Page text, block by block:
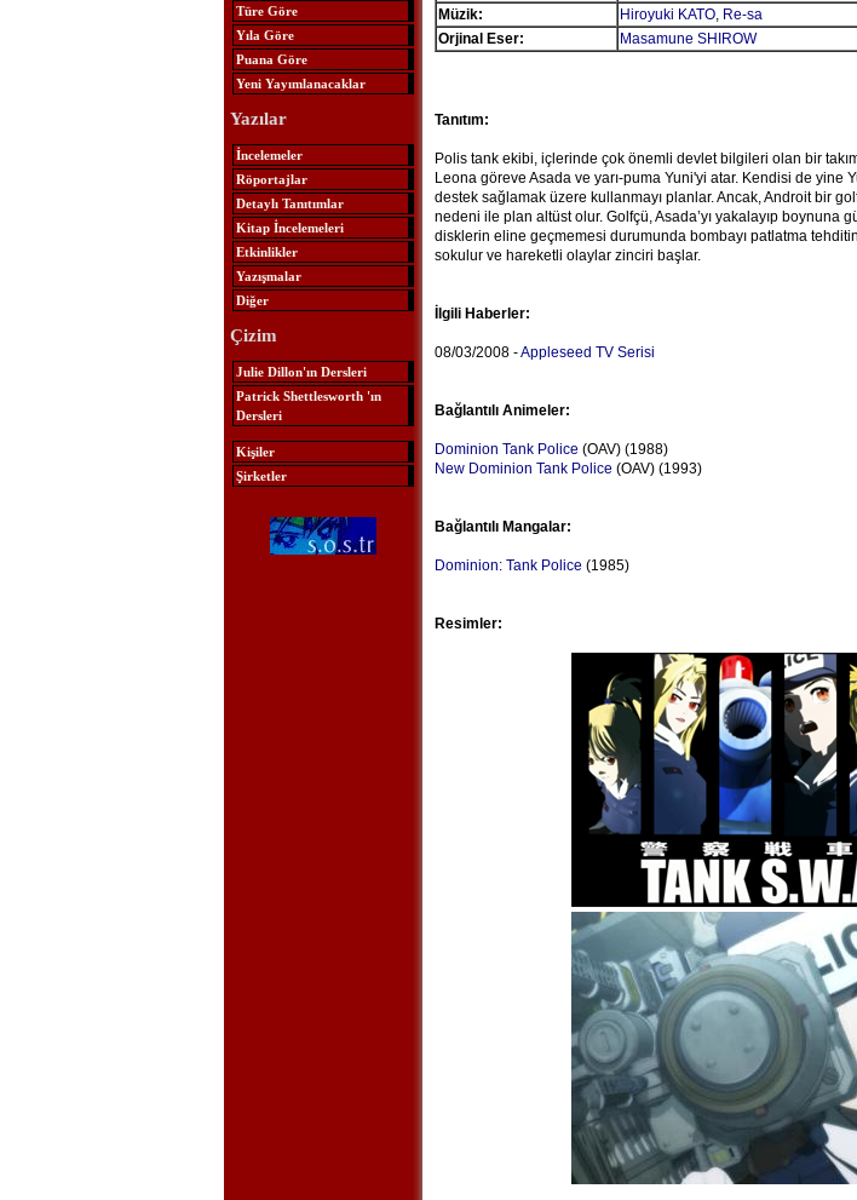
Türe Göre
Yıla Göre
Puana Göre
Yeni Yayımlanacaklar
Yazılar
İncelemeler
Röportajlar
Detaylı Tanıtımlar
Kitap İncelemeleri
Etkinlikler
Yazışmalar
Diğer
Çizim
Julie Dillon'ın Dersleri
Patrick Shettlesworth 'ın
Dersleri
Kişiler
Şirketler
Müzik:
Hiroyuki KATO, Re-sa
Orjinal Eser:
Masamune SHIROW
Tanıtım:
Polis tank ekibi, içlerinde çok önemli devlet bilgileri olan bir
Leona göreve Asada ve yarı-puma Yuni'yi atar. Kendisi de yine
destek sağlamak üzere kullanmayı planlar. Ancak, Androit bir
nedeni ile plan altüst olur. Golfçü, Asada’yı yakalayıp boynuna
disklerin eline geçmemesi durumunda bombayı patlatma
sokulur ve hareketli olaylar zinciri başlar.
İlgili Haberler:
08/03/2008 -Appleseed TV Serisi
Bağlantılı Animeler:
Dominion Tank Police (OAV) (1988)
New Dominion Tank Police (OAV) (1993)
Bağlantılı Mangalar:
Dominion: Tank Police (1985)
Resimler: